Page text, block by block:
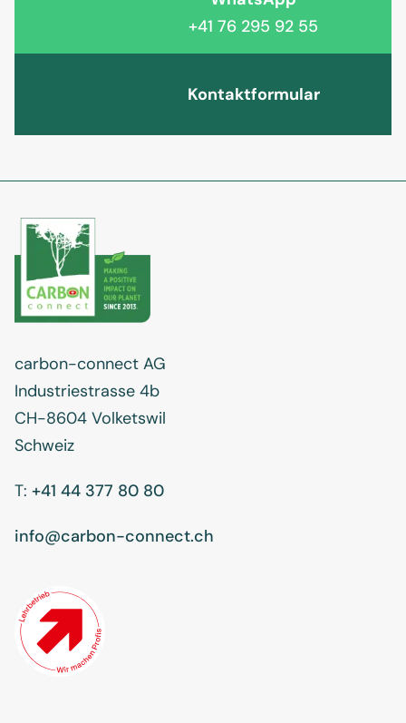
+41 76 295 92 55
Kontaktformular
carbon-connect AG
Industriestrasse 4b
CH-8604 Volketswil
Schweiz
T: +41 44 377 80 80
info@carbon-connect.ch